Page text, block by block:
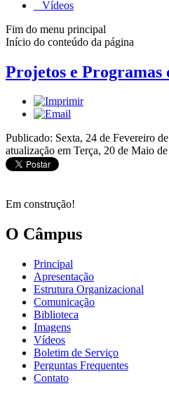
Vídeos
Fim do menu principal
Início do conteúdo da página
Projetos e Programas
Publicado: Sexta, 24 de Fevereiro
atualização em Terça, 20 de Maio
Em construção!
O Câmpus
Principal
Apresentação
Estrutura Organizacional
Comunicação
Biblioteca
Imagens
Vídeos
Boletim de Serviço
Perguntas Frequentes
Contato